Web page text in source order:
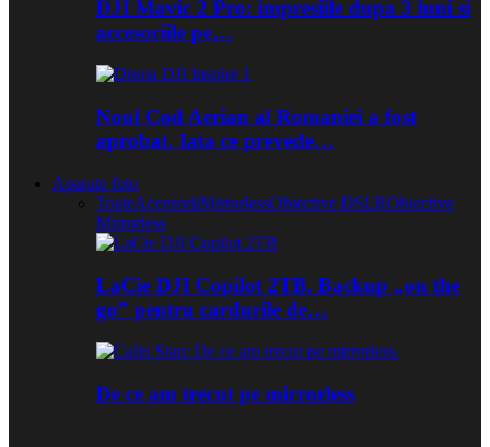
DJI Mavic 2 Pro: impresiile dupa 3 luni si
accesoriile pe…
Noul Cod Aerian al Romaniei a fost
aprobat. Iata ce prevede…
Aparate foto
ToateAccesoriiMirrorlessObiective DSLRObiective
Mirrorless
LaCie DJI Copilot 2TB. Backup „on the
go” pentru cardurile de…
De ce am trecut pe mirrorless